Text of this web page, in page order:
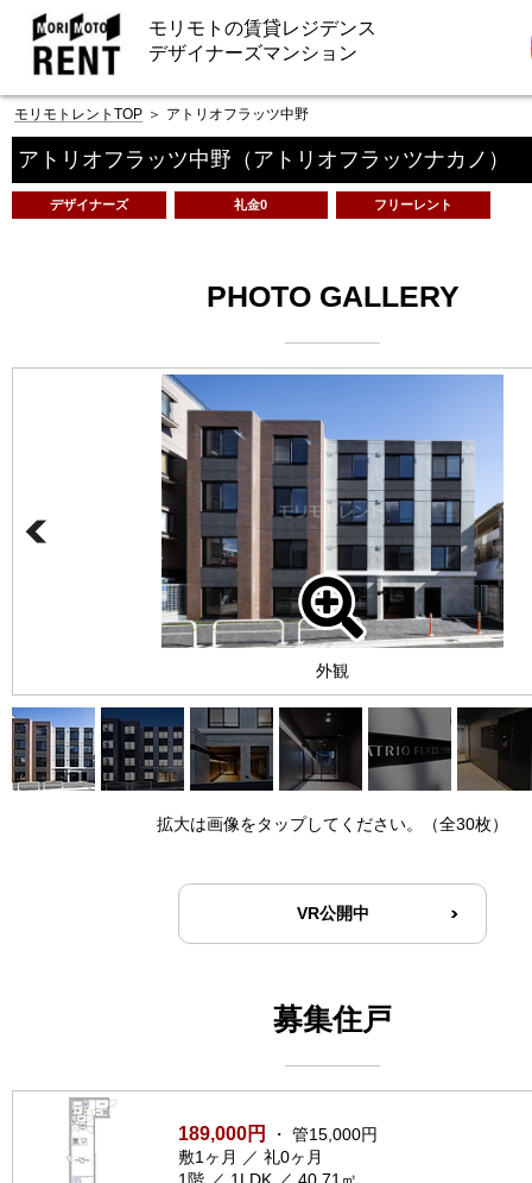
モリモトの賃貸レジデンス
デザイナーズマンション
モリモトレントTOP ＞ アトリオフラッツ中野
アトリオフラッツ中野 （アトリオフラッツナカノ）
デザイナーズ 礼金0 フリーレント
PHOTO GALLERY
外観
拡大は画像をタップしてください。（全30枚）
VR公開中
募集住戸
189,000円
・ 管15,000円
敷1ヶ月 ／ 礼0ヶ月
1階 ／ 1LDK ／ 40.71㎡